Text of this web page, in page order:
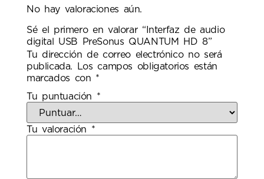
No hay valoraciones aún.
Sé el primero en valorar “Interfaz de audio
digital USB PreSonus QUANTUM HD 8”
Tu dirección de correo electrónico no será
publicada.
Los campos obligatorios están
marcados con *
Tu puntuación *
Tu valoración *